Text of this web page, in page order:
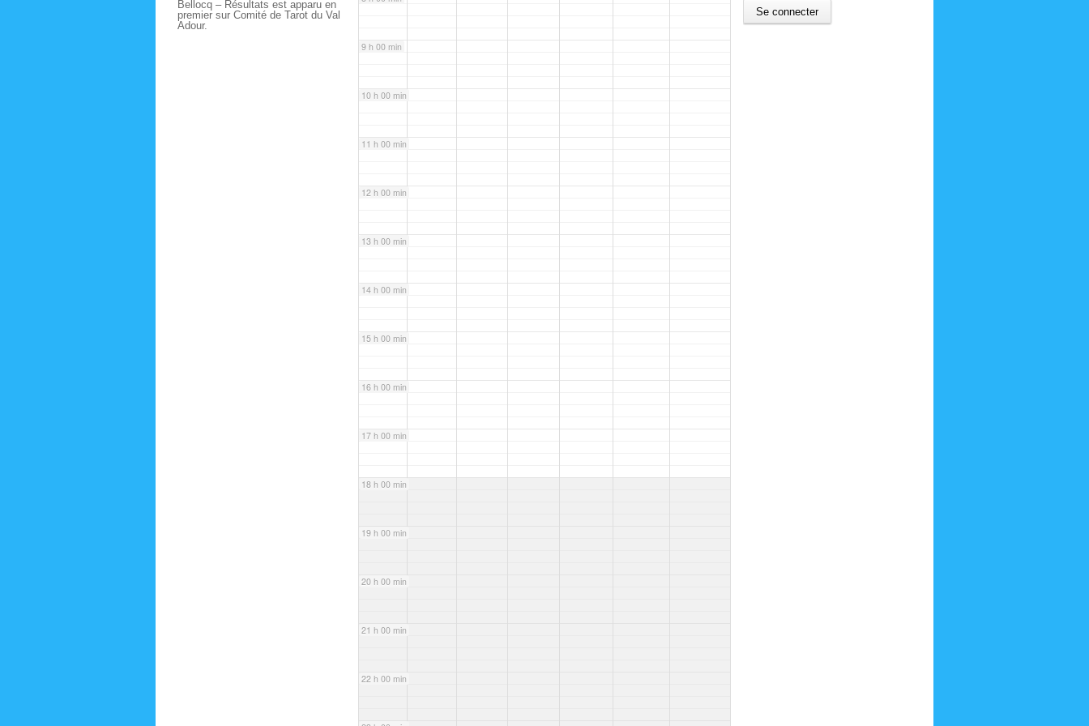
9 h 00 min
10 h 00 min
11 h 00 min
12 h 00 min
13 h 00 min
14 h 00 min
15 h 00 min
16 h 00 min
17 h 00 min
18 h 00 min
19 h 00 min
20 h 00 min
21 h 00 min
22 h 00 min
Bellocq – Résultats est apparu en
premier sur Comité de Tarot du Val
Adour.